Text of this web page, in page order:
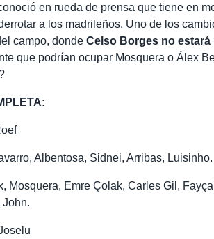
en rueda de prensa que tiene en
a los madrileños. Uno de los
campo, dondeCelso Borges no estará
que podrían ocupar Mosquera o Álex
Albentosa, Sidnei, Arribas, Luisinho.
Mosquera, Emre Çolak, Carles Gil,
John.